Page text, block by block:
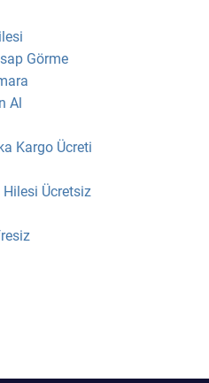
Görme
Al
Kargo Ücreti
Ücretsiz